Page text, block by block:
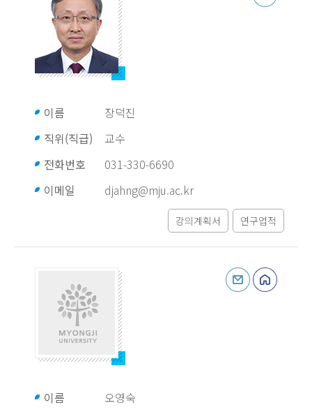
이름
장덕진
직위(직급)
교수
전화번호
031-330-6690
이메일
djahng@mju.ac.kr
강의계획서 연구업적
이름
오영숙